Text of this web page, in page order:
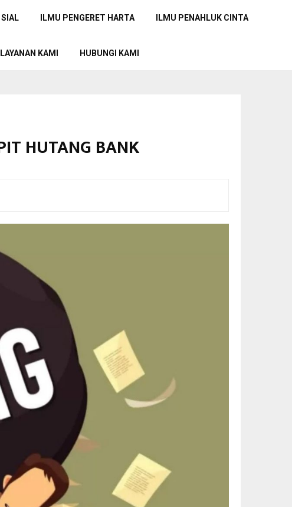
SIAL ILMU PENGERET HARTA ILMU PENAHLUK CINTA
KAMI HUBUNGI KAMI
HUTANG BANK